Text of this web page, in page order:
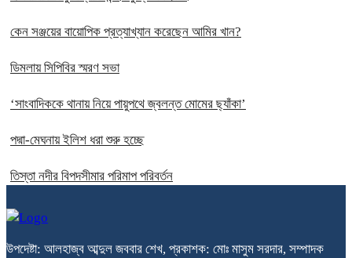
কেন সঞ্জয়ের বায়োপিক প্রত্যাখ্যান করেছেন আমির খান?
ডিমলায় সিপিবির স্মরণ সভা
‘সাংবাদিককে থানায় নিয়ে পায়ুপথে জ্বলন্ত মোমের ছ্যাঁকা’
পদ্মা-মেঘনায় ইলিশ ধরা শুরু হচ্ছে
তিস্তা নদীর বিপদসীমার পরিমাপ পরিবর্তন
উপদেষ্টা: আলহাজ্ব আব্দুল জববার শেখ, প্রকাশক: মোঃ মাসুম সরদার, সম্পাদক